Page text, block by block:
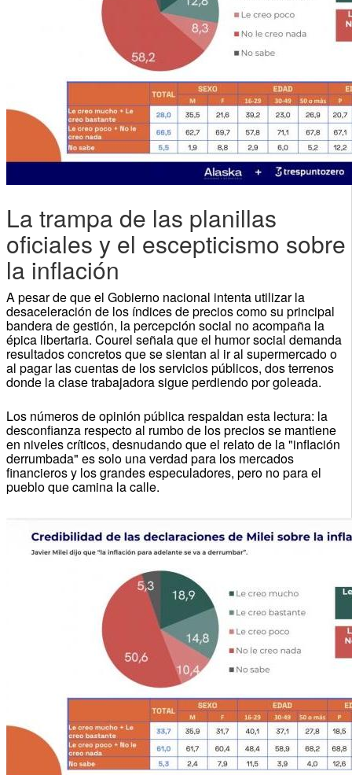
La trampa de las planillas
oficiales y el escepticismo sobre
la inflación
A pesar de que el Gobierno nacional intenta utilizar la
desaceleración de los índices de precios como su principal
bandera de gestión, la percepción social no acompaña la
épica libertaria. Courel señala que el humor social demanda
resultados concretos que se sientan al ir al supermercado o
al pagar las cuentas de los servicios públicos, dos terrenos
donde la clase trabajadora sigue perdiendo por goleada.
Los números de opinión pública respaldan esta lectura: la
desconfianza respecto al rumbo de los precios se mantiene
en niveles críticos, desnudando que el relato de la "inflación
derrumbada" es solo una verdad para los mercados
financieros y los grandes especuladores, pero no para el
pueblo que camina la calle.